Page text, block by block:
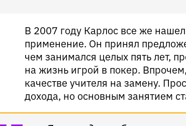
В 2007 году Карлос все же
применение. Он принял
чем занимался целых пять лет,
на жизнь игрой в покер.
качестве учителя на замену.
дохода, но основным занятием